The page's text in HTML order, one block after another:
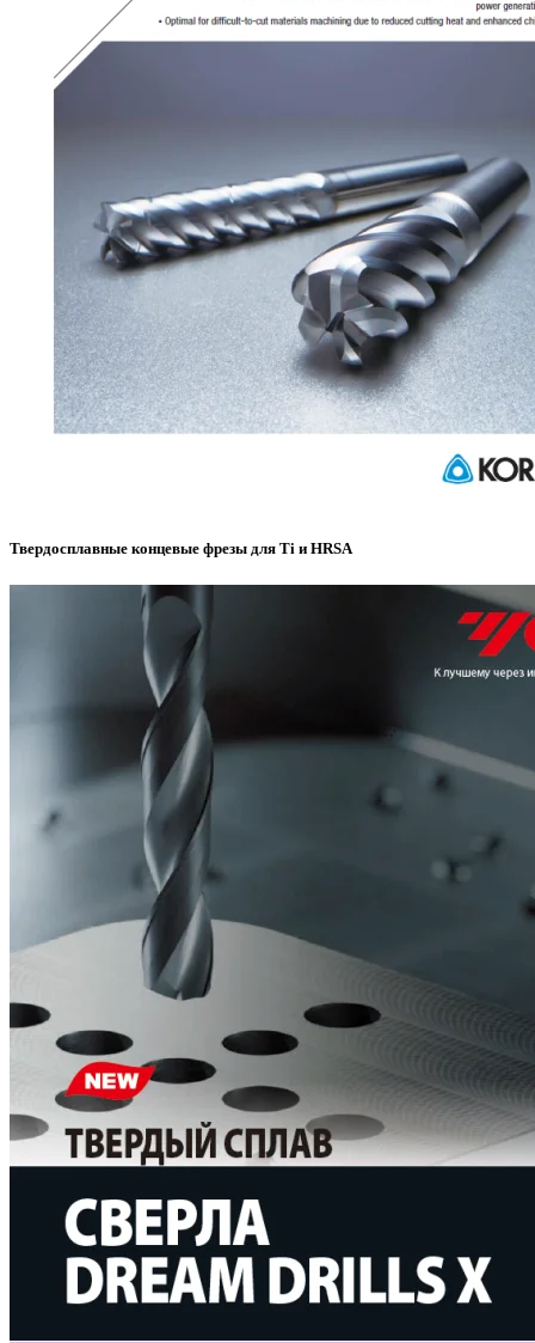
Твердосплавные концевые фрезы для Ti и HRSA